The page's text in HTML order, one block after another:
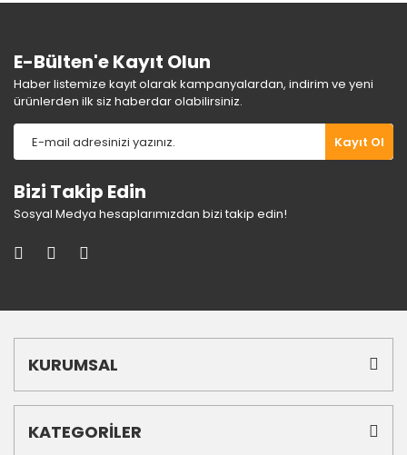
E-Bülten'e Kayıt Olun
Haber listemize kayıt olarak kampanyalardan, indirim ve yeni
ürünlerden ilk siz haberdar olabilirsiniz.
Kayıt Ol
Bizi Takip Edin
Sosyal Medya hesaplarımızdan bizi takip edin!
KURUMSAL
KATEGORİLER